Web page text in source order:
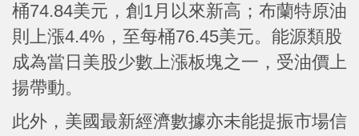
桶74.84美元，創1月以來新高；布蘭特原油
則上漲4.4%，至每桶76.45美元。能源類股
成為當日美股少數上漲板塊之一，受油價上
揚帶動。
此外，美國最新經濟數據亦未能提振市場信